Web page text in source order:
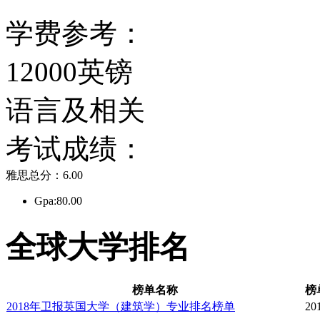
学费参考：
12000英镑
语言及相关
考试成绩：
雅思总分：6.00
Gpa:80.00
全球大学排名
榜单名称
榜
2018年卫报英国大学（建筑学）专业排名榜单